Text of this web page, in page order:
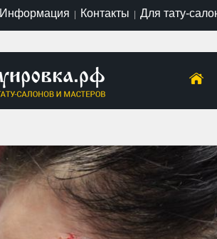
Информация | Контакты | Для тату-